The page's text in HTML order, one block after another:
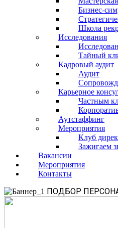
Бизнес-
Школа
Исследования
Тайный
Кадровый аудит
Аудит
Карьерное
Частным
Аутстаффинг
Мероприятия
Клуб
Зажигаем
Вакансии
Мероприятия
Контакты
ПОДБОР